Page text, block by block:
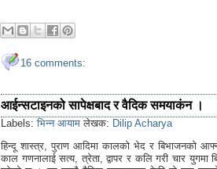
16 comments:
आईन्सटाइनको सापेक्षबाद र वैदिक समयाकंन ।
Labels:भिन्न आयाम लेखक: Dilip Acharya
हिन्दू शास्त्र, पुराण आदिमा कालको भेद र बिभाजनको
काल गणनालाई सत्य, त्रेता, द्वापर र कलि गरी चार युगमा